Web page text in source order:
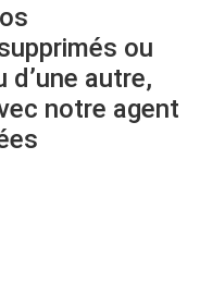
ou
d’une autre,
notre agent